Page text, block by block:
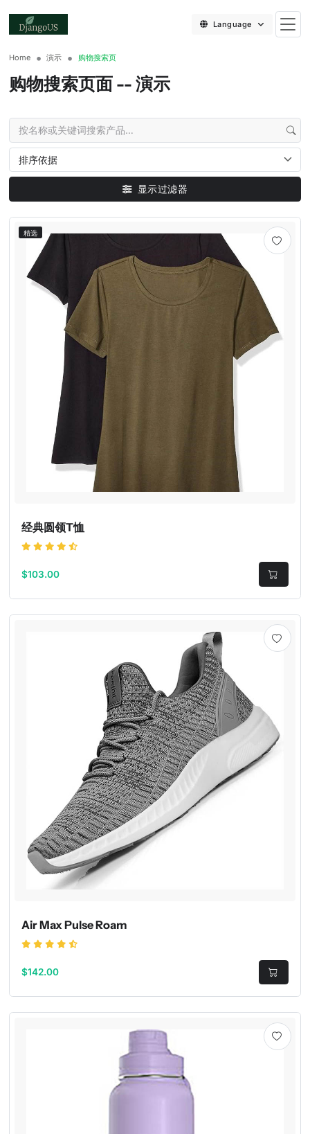
Language
Home 演示 购物搜索页
购物搜索页面 -- 演示
显示过滤器
精选
经典圆领T恤
$103.00
Air Max Pulse Roam
$142.00